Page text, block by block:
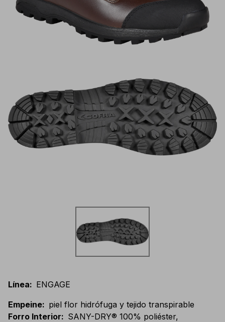
Línea: ENGAGE
Empeine: piel flor hidrófuga y tejido transpirable
Forro Interior: SANY-DRY® 100% poliéster,